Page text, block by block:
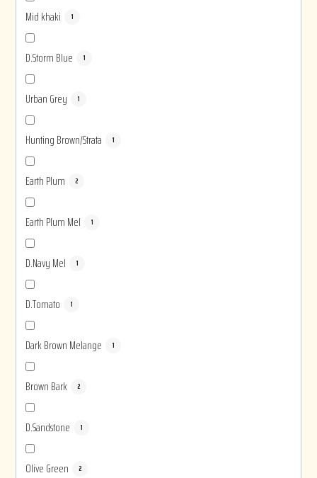
Mid khaki 1
D.Storm Blue 1
Urban Grey 1
Hunting Brown/Strata 1
Earth Plum 2
Earth Plum Mel 1
D.Navy Mel 1
D.Tomato 1
Dark Brown Melange 1
Brown Bark 2
D.Sandstone 1
Olive Green 2